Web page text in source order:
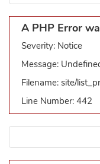
A PHP Error
Severity: Notice
Message:
Filename: site/
Line Number: 442